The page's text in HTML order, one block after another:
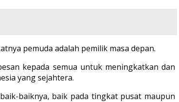
pemuda adalah pemilik masa depan.
kepada semua untuk meningkatkan dan
yang sejahtera.
baiknya, baik pada tingkat pusat maupun